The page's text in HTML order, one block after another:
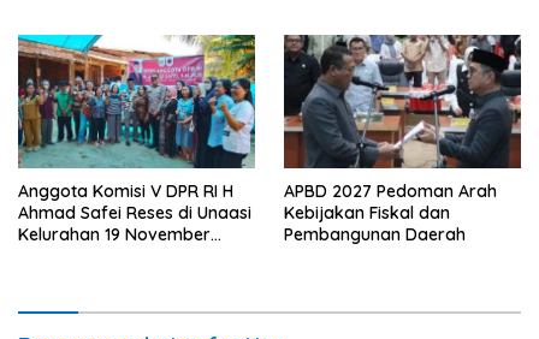
Anggota Komisi V DPR RI H
Ahmad Safei Reses di Unaasi
Kelurahan 19 November
APBD 2027 Pedoman Arah
Kebijakan Fiskal dan
Pembangunan Daerah